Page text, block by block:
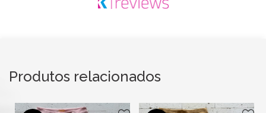
Produtos relacionados